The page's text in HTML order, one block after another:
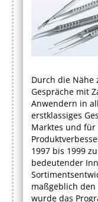
Durch die Nähe
Gespräche mit
Anwendern in
erstklassiges
Marktes und für
1997 bis 1999
bedeutender
maßgeblich den
wurde das